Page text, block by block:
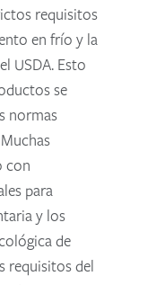
requisitos
en frío y la
USDA. Esto
se
normas
con
para
y los
de
requisitos del